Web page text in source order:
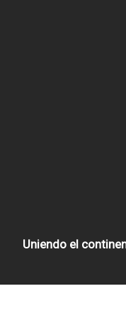
Uniendo el